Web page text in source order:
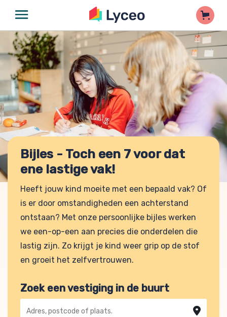
Bijles - Toch een 7 voor dat
ene lastige vak!
Heeft jouw kind moeite met een bepaald vak? Of
is er door omstandigheden een achterstand
ontstaan? Met onze persoonlijke bijles werken
we een-op-een aan precies die onderdelen die
lastig zijn. Zo krijgt je kind weer grip op de stof
en groeit het zelfvertrouwen.
Zoek een vestiging in de buurt